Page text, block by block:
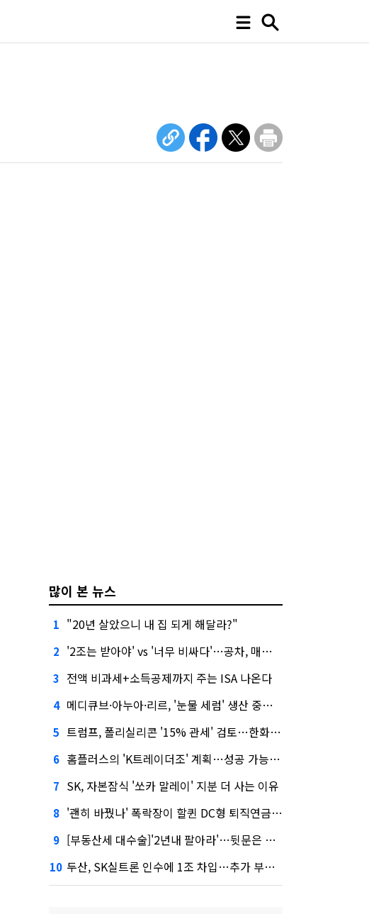
많이 본 뉴스
1 "20년 살았으니 내 집 되게 해달라?"
2 '2조는 받아야' vs '너무 비싸다'…공차, 매각 성공할까
3 전액 비과세+소득공제까지 주는 ISA 나온다
4 메디큐브·아누아·리르, '눈물 세럼' 생산 중단한다
5 트럼프, 폴리실리콘 '15% 관세' 검토…한화큐셀·OCI 영향은?
6 홈플러스의 'K트레이더조' 계획…성공 가능성은 '글쎄'
7 SK, 자본잠식 '쏘카 말레이' 지분 더 사는 이유
8 '괜히 바꿨나' 폭락장이 할퀸 DC형 퇴직연금…전문가 조언은
9 [부동산세 대수술]'2년내 팔아라'…뒷문은 열었다
10 두산, SK실트론 인수에 1조 차입…추가 부담은?